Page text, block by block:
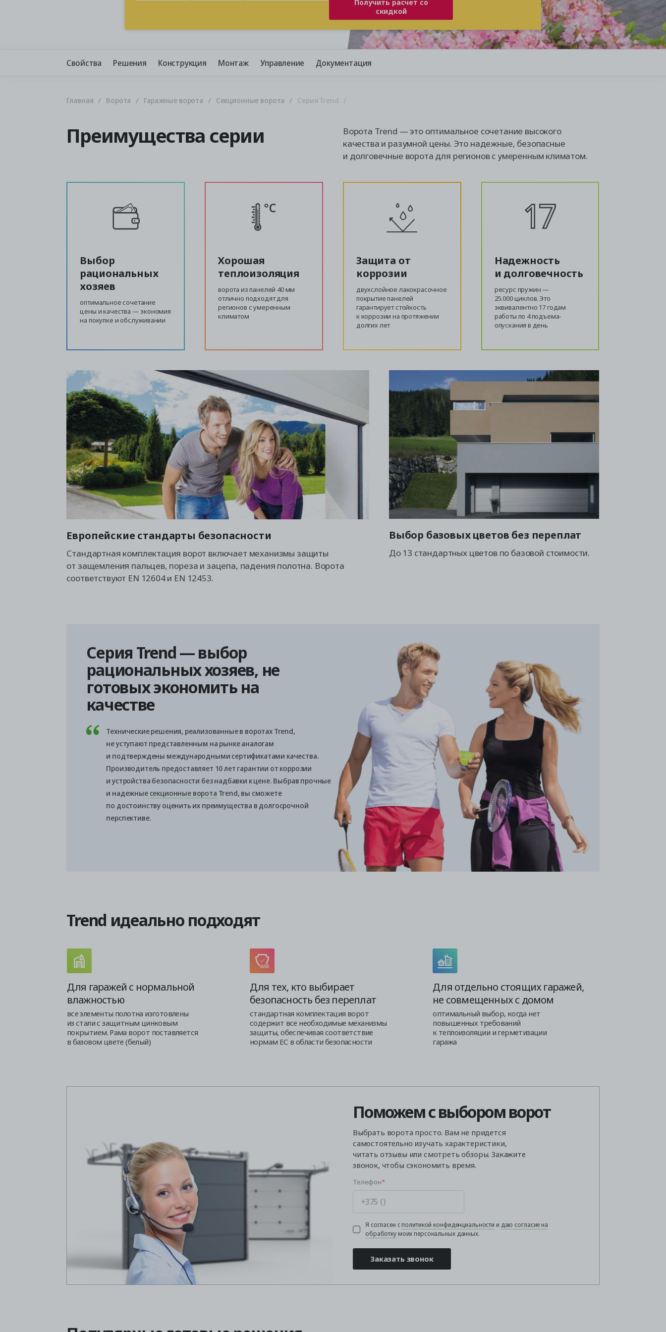
Получить расчет со
скидкой
Свойства Решения Конструкция Монтаж Управление Документация
Главная Ворота Гаражные ворота Секционные ворота Серия Trend
Преимущества серии
Ворота Trend — это оптимальное сочетание высокого
качества и разумной цены. Это надежные, безопасные
и долговечные ворота для регионов с умеренным климатом.
Выбор
рациональных
хозяев
оптимальное сочетание
цены и качества — экономия
на покупке и обслуживании
Хорошая
теплоизоляция
ворота из панелей 40 мм
отлично подходят для
регионов с умеренным
климатом
Защита от
коррозии
двухслойное лакокрасочное
покрытие панелей
гарантирует стойкость
к коррозии на протяжении
долгих лет
Надежность
и долговечность
ресурс пружин —
25.000 циклов. Это
эквивалентно 17 годам
работы по 4 подъема-
опускания в день
Европейские стандарты безопасности
Стандартная комплектация ворот включает механизмы защиты
от защемления пальцев, пореза и зацепа, падения полотна. Ворота
соответствуют EN 12604 и EN 12453.
Выбор базовых цветов без переплат
До 13 стандартных цветов по базовой стоимости.
Серия Trend — выбор
рациональных хозяев, не
готовых экономить на
качестве
Технические решения, реализованные в воротах Trend,
не уступают представленным на рынке аналогам
и подтверждены международными сертификатами качества.
Производитель предоставляет 10 лет гарантии от коррозии
и устройства безопасности без надбавки к цене. Выбрав прочные
и надежные секционные ворота Trend, вы сможете
по достоинству оценить их преимущества в долгосрочной
перспективе.
Trend идеально подходят
Для гаражей с нормальной
влажностью
все элементы полотна изготовлены
из стали с защитным цинковым
покрытием. Рама ворот поставляется
в базовом цвете (белый)
Для тех, кто выбирает
безопасность без переплат
стандартная комплектация ворот
содержит все необходимые механизмы
защиты, обеспечивая соответствие
нормам ЕС в области безопасности
Для отдельно стоящих гаражей,
не совмещенных с домом
оптимальный выбор, когда нет
повышенных требований
к теплоизоляции и герметизации
гаража
Поможем с выбором ворот
Выбрать ворота просто. Вам не придется
самостоятельно изучать характеристики,
читать отзывы или смотреть обзоры. Закажите
звонок, чтобы сэкономить время.
Телефон
Я согласен сполитикой конфиденциальности и даю согласие на
обработкумоих персональных данных.
Заказать звонок